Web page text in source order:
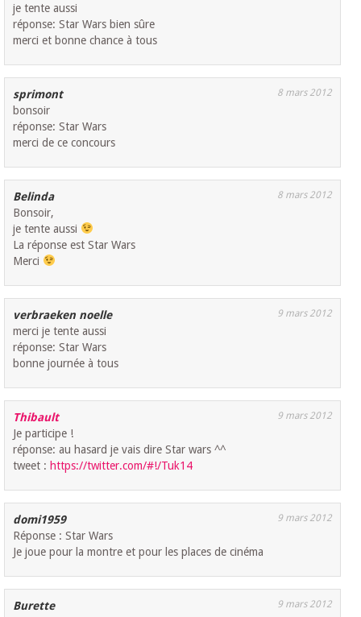
je tente aussi
réponse: Star Wars bien sûre
merci et bonne chance à tous
sprimont 8 mars 2012
bonsoir
réponse: Star Wars
merci de ce concours
Belinda 8 mars 2012
Bonsoir,
je tente aussi
La réponse est Star Wars
Merci
verbraeken noelle 9 mars 2012
merci je tente aussi
réponse: Star Wars
bonne journée à tous
Thibault 9 mars 2012
Je participe !
réponse: au hasard je vais dire Star wars ^^
tweet : https://twitter.com/#!/Tuk14
domi1959 9 mars 2012
Réponse : Star Wars
Je joue pour la montre et pour les places de cinéma
Burette 9 mars 2012